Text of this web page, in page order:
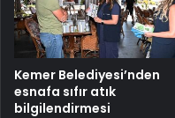
Kemer Belediyesi’nden
esnafa sıfır atık
bilgilendirmesi